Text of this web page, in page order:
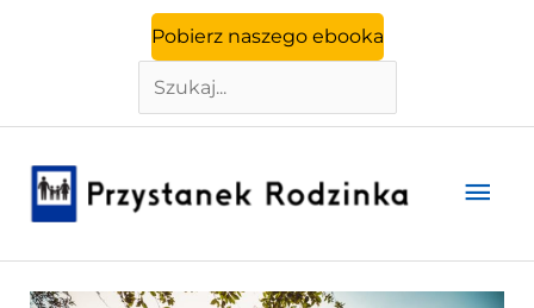
Pobierz naszego ebooka
Szukaj